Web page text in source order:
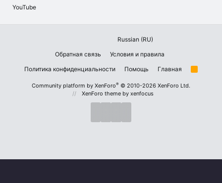
YouTube
Russian (RU)
Обратная связь
Условия и правила
Политика конфиденциальности
Помощь Главная
R
Community platform by XenForo® © 2010-2026 XenForo Ltd.
XenForo theme by xenfocus